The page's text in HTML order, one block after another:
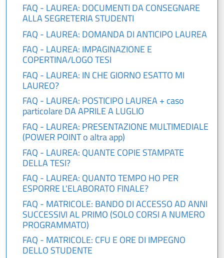
FAQ - LAUREA: DOCUMENTI DA CONSEGNARE
ALLA SEGRETERIA STUDENTI
FAQ - LAUREA: DOMANDA DI ANTICIPO LAUREA
FAQ - LAUREA: IMPAGINAZIONE E
COPERTINA/LOGO TESI
FAQ - LAUREA: IN CHE GIORNO ESATTO MI
LAUREO?
FAQ - LAUREA: POSTICIPO LAUREA + caso
particolare DA APRILE A LUGLIO
FAQ - LAUREA: PRESENTAZIONE MULTIMEDIALE
(POWER POINT o altra app)
FAQ - LAUREA: QUANTE COPIE STAMPATE
DELLA TESI?
FAQ - LAUREA: QUANTO TEMPO HO PER
ESPORRE L'ELABORATO FINALE?
FAQ - MATRICOLE: BANDO DI ACCESSO AD ANNI
SUCCESSIVI AL PRIMO (SOLO CORSI A NUMERO
PROGRAMMATO)
FAQ - MATRICOLE: CFU E ORE DI IMPEGNO
DELLO STUDENTE